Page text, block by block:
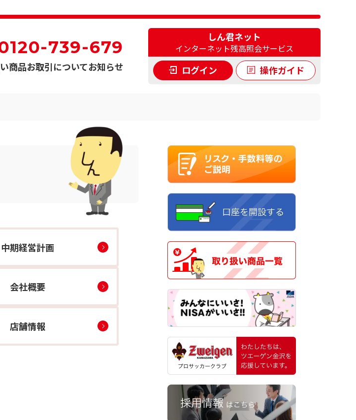
739-679
商品お取引についてお知らせ
しん君ネット
インターネット残高照会サービス
ログイン 操作ガイド
中期経営計画
会社概要
店舗情報